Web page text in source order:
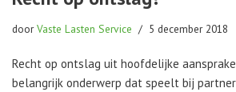
doorVaste Lasten Service 5 december 2018
Recht op ontslag uit hoofdelijke
belangrijk onderwerp dat speelt bij